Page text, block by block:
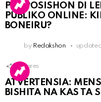
PROPOSISHON DI
PÚBLIKO ONLINE:
BONEIRU?
by Redakshon updated
Shares
ATVERTENSIA:
BISHITA NA KAS TA